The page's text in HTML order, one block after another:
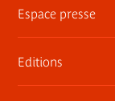
Espace presse
Dossiers,
Editions